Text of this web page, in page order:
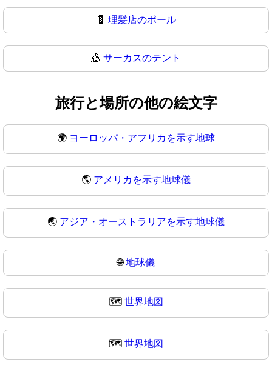
💈 理髪店のポール
🎪 サーカスのテント
旅行と場所の他の絵文字
🌍 ヨーロッパ・アフリカを示す地球
🌎 アメリカを示す地球儀
🌏 アジア・オーストラリアを示す地球儀
🌐地球儀
🗺️ 世界地図
🗺 世界地図